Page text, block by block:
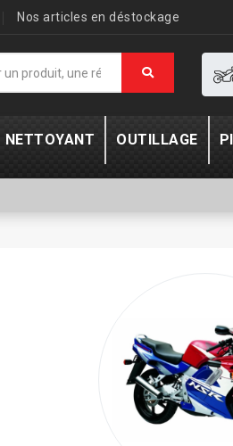
Nos articles en déstockage
NETTOYANT OUTILLAGE